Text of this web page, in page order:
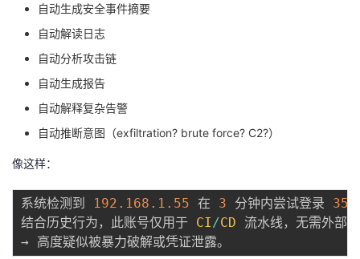
自动生成安全事件摘要
自动解读日志
自动分析攻击链
自动生成报告
自动解释复杂告警
自动推断意图（exfiltration? brute force? C2?）
像这样：
系统检测到 192.168 .1 .55 在 3 分钟内尝试登录 350
结合历史行为，此账号仅用于 CI /CD 流水线，无需外